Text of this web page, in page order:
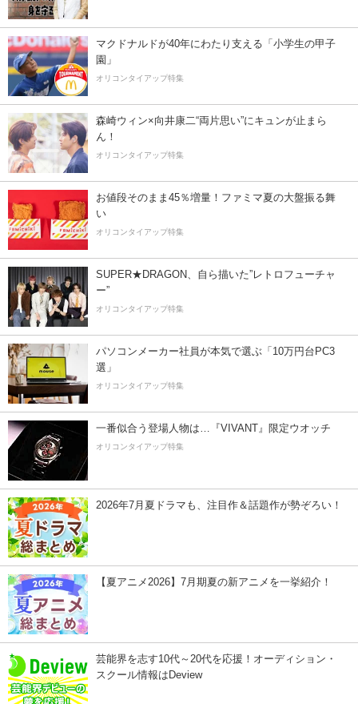
マクドナルドが40年にわたり支える「小学生の甲子
園」
オリコンタイアップ特集
森崎ウィン×向井康二“両片思い”にキュンが止まら
ん！
オリコンタイアップ特集
お値段そのまま45％増量！ファミマ夏の大盤振る舞
い
オリコンタイアップ特集
SUPER★DRAGON、自ら描いた”レトロフューチャ
ー”
オリコンタイアップ特集
パソコンメーカー社員が本気で選ぶ「10万円台PC3
選」
オリコンタイアップ特集
一番似合う登場人物は…『VIVANT』限定ウオッチ
オリコンタイアップ特集
2026年7月夏ドラマも、注目作＆話題作が勢ぞろい！
【夏アニメ2026】7月期夏の新アニメを一挙紹介！
芸能界を志す10代～20代を応援！オーディション・
スクール情報はDeview